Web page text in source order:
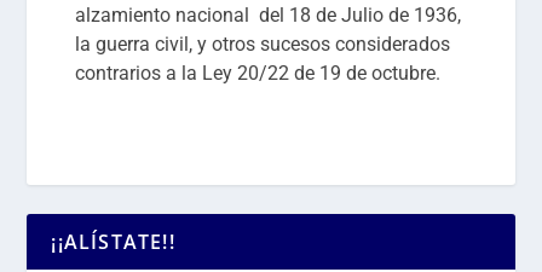
alzamiento nacional del 18 de Julio de 1936,
la guerra civil, y otros sucesos considerados
contrarios a la Ley 20/22 de 19 de octubre.
¡¡ALÍSTATE!!